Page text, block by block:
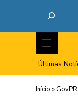
Últimas
Início » GovPR